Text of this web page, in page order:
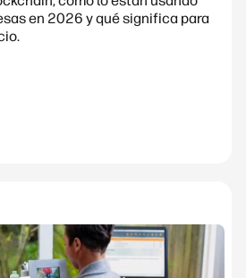
en 2026 y qué significa para